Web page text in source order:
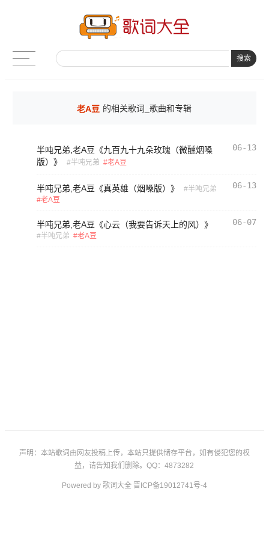
搜索
老A豆 的相关歌词_歌曲和专辑
半吨兄弟,老A豆《九百九十九朵玫瑰（微醺烟嗓
版）》
半吨兄弟 老A豆
06-13
半吨兄弟,老A豆《真英雄（烟嗓版）》
半吨兄弟
老A豆
06-13
半吨兄弟,老A豆《心云（我要告诉天上的风）》
半吨兄弟 老A豆
06-07
声明：本站歌词由网友投稿上传，本站只提供储存平台，如有侵犯您的权
益，请告知我们删除。QQ：4873282
Powered by 歌词大全 晋ICP备19012741号-4